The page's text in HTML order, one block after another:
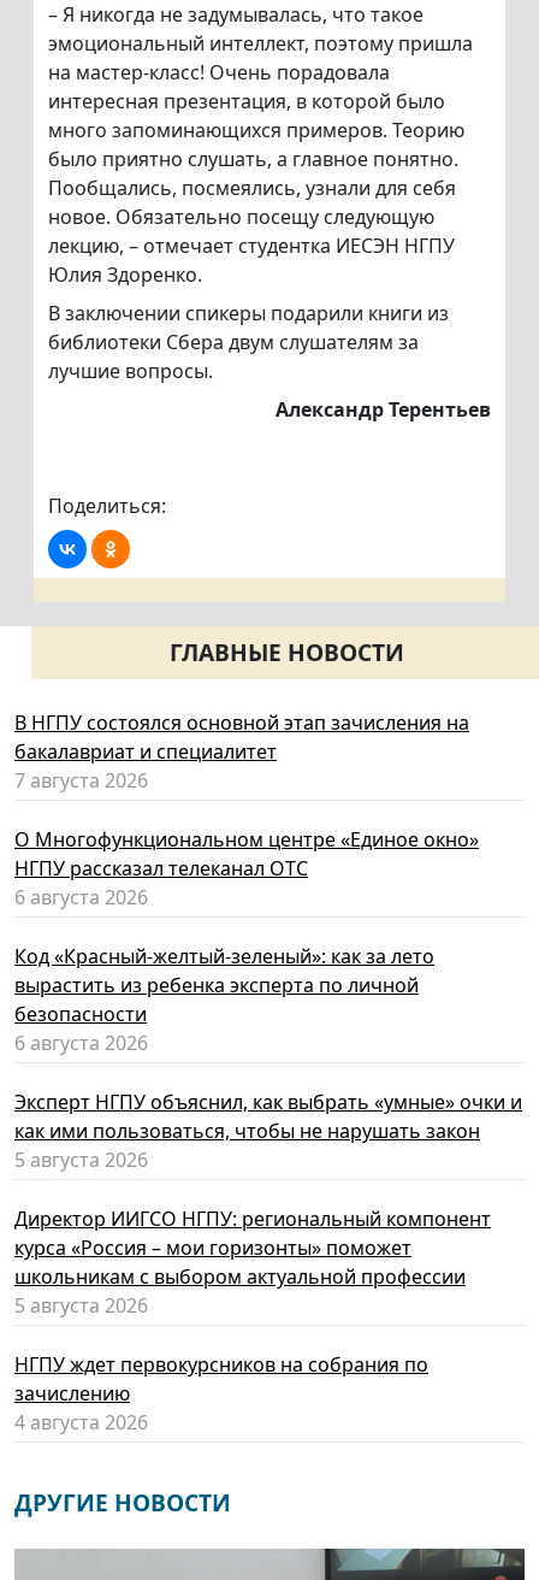
– Я никогда не задумывалась, что такое
эмоциональный интеллект, поэтому пришла
на мастер-класс! Очень порадовала
интересная презентация, в которой было
много запоминающихся примеров. Теорию
было приятно слушать, а главное понятно.
Пообщались, посмеялись, узнали для себя
новое. Обязательно посещу следующую
лекцию, – отмечает студентка ИЕСЭН НГПУ
Юлия Здоренко.
В заключении спикеры подарили книги из
библиотеки Сбера двум слушателям за
лучшие вопросы.
Александр Терентьев
Поделиться:
ГЛАВНЫЕ НОВОСТИ
В НГПУ состоялся основной этап зачисления на
бакалавриат и специалитет
7 августа 2026
О Многофункциональном центре «Единое окно»
НГПУ рассказал телеканал ОТС
6 августа 2026
Код «Красный-желтый-зеленый»: как за лето
вырастить из ребенка эксперта по личной
безопасности
6 августа 2026
Эксперт НГПУ объяснил, как выбрать «умные» очки и
как ими пользоваться, чтобы не нарушать закон
5 августа 2026
Директор ИИГСО НГПУ: региональный компонент
курса «Россия – мои горизонты» поможет
школьникам с выбором актуальной профессии
5 августа 2026
НГПУ ждет первокурсников на собрания по
зачислению
4 августа 2026
ДРУГИЕ НОВОСТИ